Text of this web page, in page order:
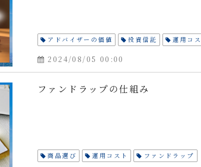
アドバイザーの価値 投資信託 運用コ
2024/08/05 00:00
ファンドラップの仕組み
商品選び 運用コスト ファンドラップ